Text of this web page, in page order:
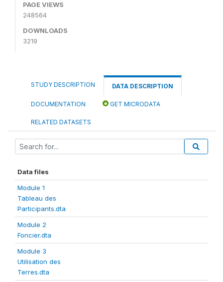
PAGE VIEWS
248564
DOWNLOADS
3219
STUDY DESCRIPTION DATA DESCRIPTION
DOCUMENTATION GET MICRODATA
RELATED DATASETS
Data files
Module 1
Tableau des
Participants.dta
Module 2
Foncier.dta
Module 3
Utilisation des
Terres.dta